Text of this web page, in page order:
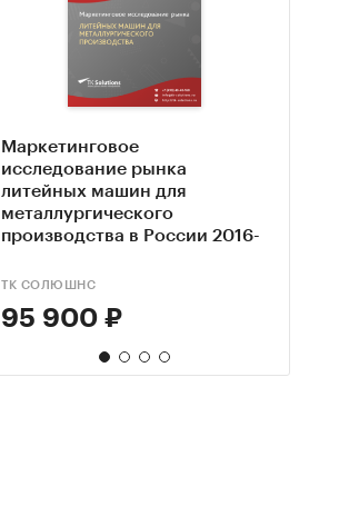
Маркетинговое
исследование рынка
литейных машин для
металлургического
производства в России 2016-
2026 гг. Август 2022.
ТК СОЛЮШНС
95 900 ₽